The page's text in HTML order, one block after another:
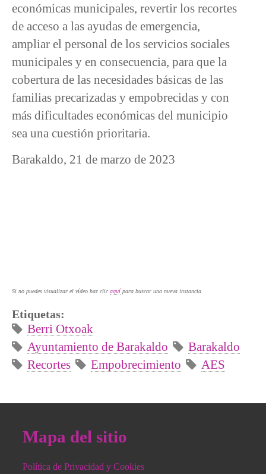
económicas municipales, revertir los recortes
de acceso a las ayudas de emergencia,
ampliar el personal de los servicios sociales
municipales y en consecuencia, para que la
cobertura de las necesidades básicas de las
familias precarizadas y empobrecidas y con
más dificultades económicas del municipio
sea una cuestión prioritaria.
Barakaldo, 21 de marzo de 2023
Si no puedes visualizar el vídeo haz clicaquípara buscar una nueva instancia
Etiquetas:
Berri Otxoak
Ayuntamiento de Barakaldo
Barakaldo
Recortes
Empobrecimiento AES
Mapa del sitio
Política de Privacidad y Cookies